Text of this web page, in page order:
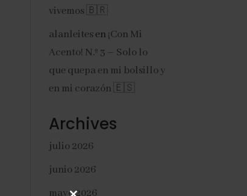
vivemos 🇧🇷
alanleitesen ¡Con Mi
Acento! N.º 3 – Solo lo
que quepa en mi bolsillo y
en mi corazón 🇪🇸
Archives
julio 2026
junio 2026
mayo 2026